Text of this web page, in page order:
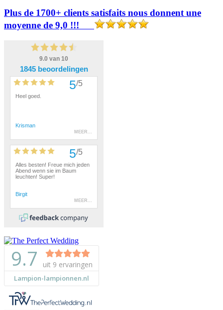
Plus de 1700+ clients satisfaits nous donnent une
moyenne de 9,0 !!!